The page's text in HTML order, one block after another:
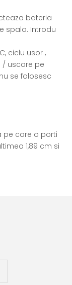
bateria
spala. Introdu
ciclu usor ,
/ uscare pe
se folosesc
pe care o porti
1,89 cm si